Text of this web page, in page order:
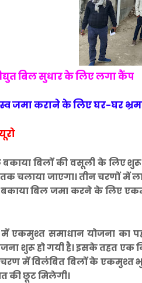
बिल सुधार के लिए लगा कैंप
जमा कराने के लिए घर-घर
बिलों की वसूली के लिए
चलाया जाएगा। तीन चरणों में
बिल जमा करने के लिए
में एकमुश्त समाधान योजना का
शुरू हो गयी है। इसके तहत एक
चरण में विलंबित बिलों के एकमुश्त
की छूट मिलेगी।